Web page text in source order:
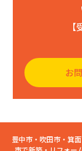
お
豊中市・吹田市・箕